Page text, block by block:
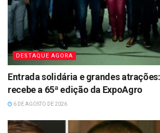
DESTAQUE AGORA
Entrada solidária e grandes
recebe a 65ª edição da ExpoAgro
6 DE AGOSTO DE 2026